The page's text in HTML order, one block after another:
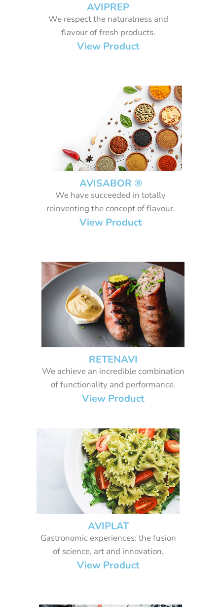
AVIPREP
We respect the naturalness and
flavour of fresh products.
View Product
AVISABOR ®
We have succeeded in totally
reinventing the concept of flavour.
View Product
RETENAVI
We achieve an incredible combination
of functionality and performance.
View Product
AVIPLAT
Gastronomic experiences: the fusion
of science, art and innovation.
View Product